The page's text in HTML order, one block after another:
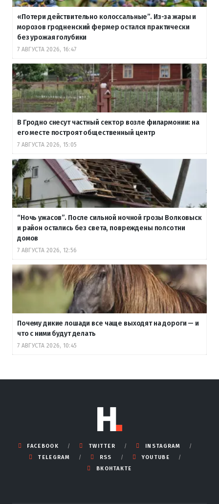
«Потери действительно колоссальные”. Из-за жары и
морозов гродненский фермер остался практически
без урожая голубики
7 АВГУСТА 2026, 16:47
В Гродно снесут частный сектор возле филармонии: на
его месте построят общественный центр
7 АВГУСТА 2026, 15:05
“Ночь ужасов”. После сильной ночной грозы Волковыск
и район остались без света, повреждены полсотни
домов
7 АВГУСТА 2026, 12:56
Почему дикие лошади все чаще выходят на дороги — и
что с ними будут делать
7 АВГУСТА 2026, 10:45
FACEBOOK TWITTER
INSTAGRAM
TELEGRAM
RSS
YOUTUBE
ВКОНТАКТЕ